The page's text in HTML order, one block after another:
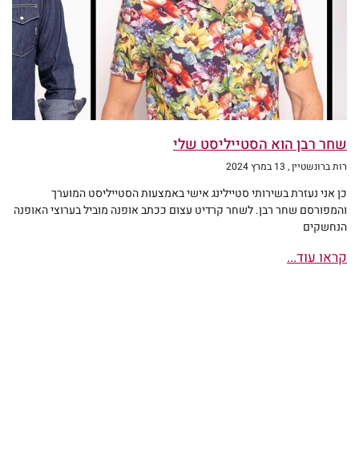
שחר רבן הוא הסטייליסט שלי
רות ברונשטיין 13 במרץ 2024
כן אני נעזרת בשירותי סטיילינג אישי באמצעות הסטייליסט המוערך
והמפורסם שחר רבן. לשחר קרדיט עצום ככתב אופנה מוביל בערוצי האופנה
הנחשקים
קראו עוד...